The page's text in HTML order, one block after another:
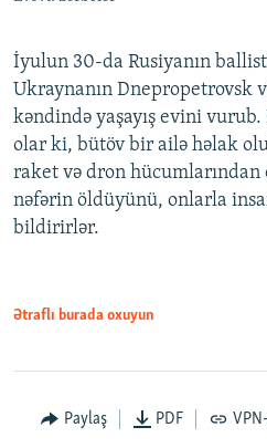
İyulun 30-da Rusiyanın
Ukraynanın Dnepropetrovsk
kəndində yaşayış evini
olar ki, bütöv bir ailə həlak
raket və dron hücumlarından
nəfərin öldüyünü, onlarla
bildirirlər.
Ətraflı burada oxuyun
Paylaş PDF